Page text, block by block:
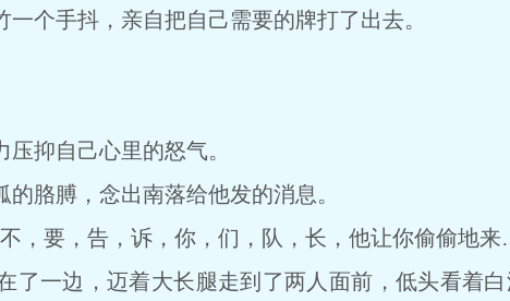
手抖，亲自把自己需要的牌打了出去。
抑自己心里的怒气。
胳膊，念出南落给他发的消息。
要，告，诉，你，们，队，长，他让你偷偷地
一边，迈着大长腿走到了两人面前，低头看着白